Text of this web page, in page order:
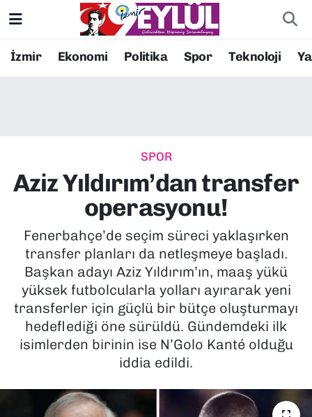
İzmir Ekonomi Politika Spor Teknoloji
SPOR
Aziz Yıldırım’dan transfer
operasyonu!
Fenerbahçe’de seçim süreci yaklaşırken
transfer planları da netleşmeye başladı.
Başkan adayı Aziz Yıldırım’ın, maaş yükü
yüksek futbolcularla yolları ayırarak yeni
transferler için güçlü bir bütçe oluşturmayı
hedeflediği öne sürüldü. Gündemdeki ilk
isimlerden birinin ise N’Golo Kanté olduğu
iddia edildi.
Resmi İlanlar
EKONOMİ
KÜLTÜR SANAT
MAGAZİN
POLİTİKA
SAĞLIK
TEKNOLOJİ
Konak Nöbetçi Eczaneler
Süper Lig Puan Durumu ve Fikstür
Tüm Manşetler
Son Dakika Haberleri
Haber Arşivi